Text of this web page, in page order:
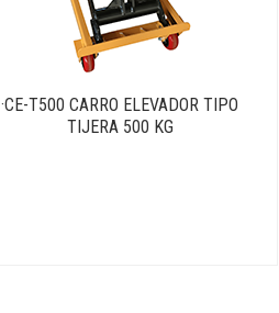
·CE-T500 CARRO ELEVADOR TIPO
TIJERA 500 KG